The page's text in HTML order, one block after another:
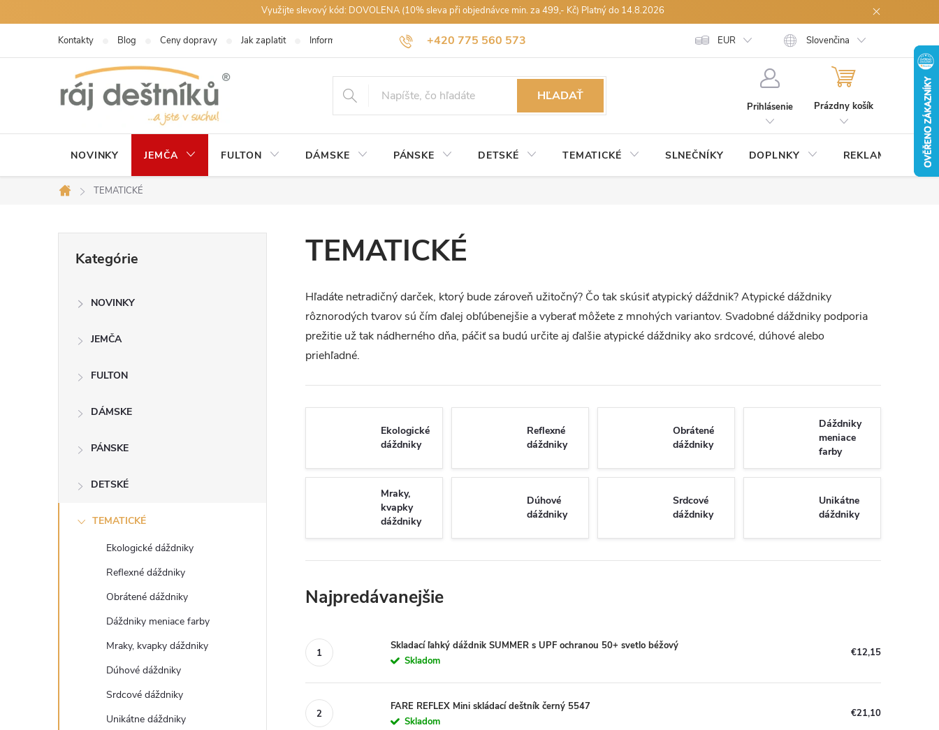
na
Využijte slevový kód: DOVOLENA (10% sleva při objednávce min. za 499,- Kč) Platný do 14.8.2026
+420 775 560 573
petra@rajdestniku.cz
Kontakty Blog Ceny dopravy Jak zaplatit Informace k nákupu Obchodné podmienky Velkoobchodní spolupráce Reklamace zboží
EUR Slovenčina
HĽADAŤ
Prihlásenie
NÁKUPNÝ
Prázdny košík
NOVINKY JEMČA FULTON DÁMSKE PÁNSKE DETSKÉ TEMATICKÉ SLNEČNÍKY DOPLNKY REKLAMNÉ
Domov
TEMATICKÉ
e
kategórie
Kategórie
NOVINKY
JEMČA
FULTON
DÁMSKE
PÁNSKE
DETSKÉ
TEMATICKÉ
Ekologické dáždniky
Reflexné dáždniky
Obrátené dáždniky
Dáždniky meniace farby
Mraky, kvapky dáždniky
Dúhové dáždniky
Srdcové dáždniky
Unikátne dáždniky
TEMATICKÉ
Hľadáte netradičný darček, ktorý bude zároveň užitočný? Čo tak skúsiť atypický dáždnik? Atypické dáždniky
rôznorodých tvarov sú čím ďalej obľúbenejšie a vyberať môžete z mnohých variantov. Svadobné dáždniky podporia
prežitie už tak nádherného dňa, páčiť sa budú určite aj ďalšie atypické dáždniky ako srdcové, dúhové alebo
priehľadné.
Ekologické
dáždniky
Reflexné
dáždniky
Obrátené
dáždniky
Dáždniky
meniace
farby
Mraky,
kvapky
dáždniky
Dúhové
dáždniky
Srdcové
dáždniky
Unikátne
dáždniky
Najpredávanejšie
Skladací ľahký dáždnik SUMMER s UPF ochranou 50+ svetlo béžový
Skladom
€12,15
FARE REFLEX Mini skládací deštník černý 5547
Skladom
€21,10